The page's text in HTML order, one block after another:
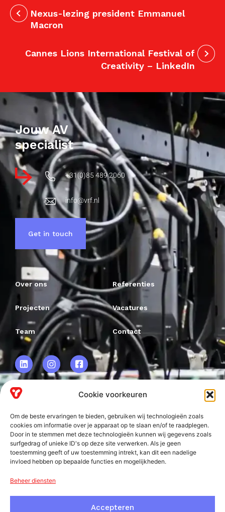
Cookie voorkeuren
Om de beste ervaringen te bieden, gebruiken wij technologieën zoals
cookies om informatie over je apparaat op te slaan en/of te raadplegen.
Door in te stemmen met deze technologieën kunnen wij gegevens zoals
surfgedrag of unieke ID's op deze site verwerken. Als je geen
toestemming geeft of uw toestemming intrekt, kan dit een nadelige
invloed hebben op bepaalde functies en mogelijkheden.
Beheer diensten
Accepteren
Nexus-lezing president Emmanuel
Macron
Cannes Lions International Festival of
Creativity – LinkedIn
Jouw AV
specialist
+31(0)85 489 2060
info@vrf.nl
Get in touch
Frankweg 2
2153 PD
Nieuw-Vennep
Over ons Referenties
Projecten Vacatures
Team Contact